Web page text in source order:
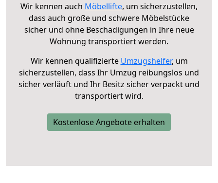
Wir kennen auch Möbellifte, um sicherzustellen,
dass auch große und schwere Möbelstücke
sicher und ohne Beschädigungen in Ihre neue
Wohnung transportiert werden.
Wir kennen qualifizierte Umzugshelfer, um
sicherzustellen, dass Ihr Umzug reibungslos und
sicher verläuft und Ihr Besitz sicher verpackt und
transportiert wird.
Kostenlose Angebote erhalten